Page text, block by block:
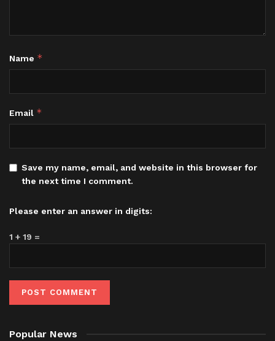
Name *
Email *
Save my name, email, and website in this browser for
the next time I comment.
Please enter an answer in digits:
1 + 19 =
Popular News